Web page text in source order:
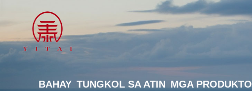
BAHAY TUNGKOL SA ATIN MGA PRODUKTO